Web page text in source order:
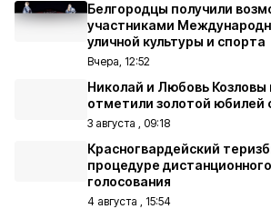
Белгородцы получили
участниками
уличной культуры и спорта
Вчера, 12:52
Николай и Любовь Козловы
отметили золотой юбилей
3 августа , 09:18
Красногвардейский
процедуре
голосования
4 августа , 15:54